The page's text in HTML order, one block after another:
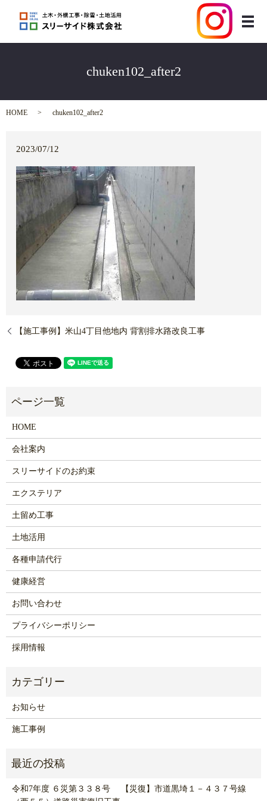
メ
chuken102_after2
HOME chuken102_after2
2023/07/12
【施工事例】米山4丁目他地内 背割排水路改良工事
HOME
会社案内
スリーサイドのお約束
エクステリア
土留め工事
土地活用
各種申請代行
健康経営
お問い合わせ
プライバシーポリシー
採用情報
お知らせ
施工事例
令和7年度 ６災第３３８号 【災復】市道黒埼１－４３７号線